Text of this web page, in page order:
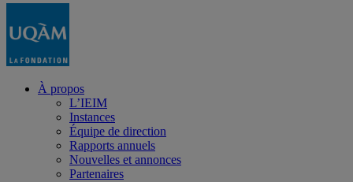
À propos
L’IEIM
Instances
Équipe de direction
Rapports annuels
Nouvelles et annonces
Partenaires